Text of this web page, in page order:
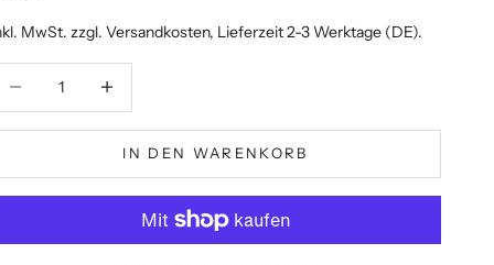
MwSt. zzgl.Versandkosten, Lieferzeit 2-3 Werktage (DE).
IN DEN WARENKORB